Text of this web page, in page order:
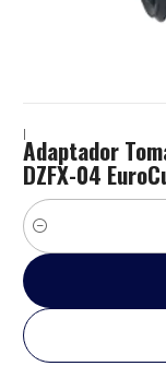
|
Adaptador
DZFX-04
Cantidad